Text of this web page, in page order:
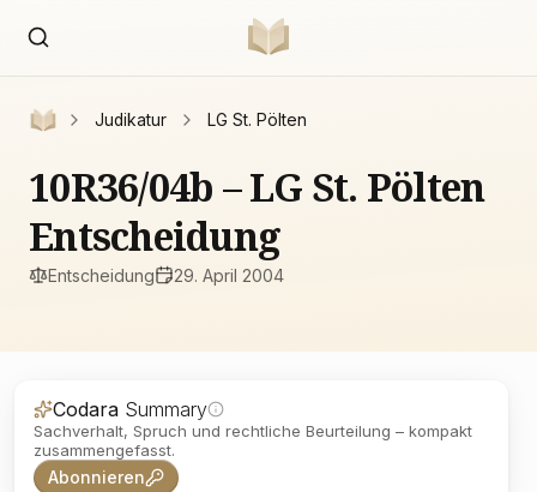
Judikatur LG St. Pölten
10R36/04b – LG St. Pölten
Entscheidung
Entscheidung 29. April 2004
Codara Summary
Sachverhalt, Spruch und rechtliche Beurteilung – kompakt
zusammengefasst.
Abonnieren